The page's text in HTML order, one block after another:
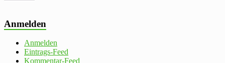
Anmelden
Anmelden
Eintrags-Feed
Kommentar-Feed